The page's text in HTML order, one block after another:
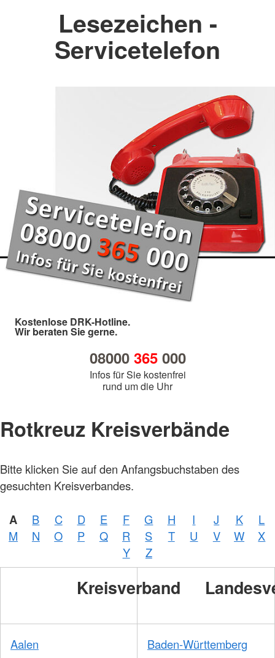
Lesezeichen -
Servicetelefon
Kostenlose DRK-Hotline.
Wir beraten Sie gerne.
08000 365000
Infos für Sie kostenfrei
rund um die Uhr
Rotkreuz Kreisverbände
Bitte klicken Sie auf den Anfangsbuchstaben des
gesuchten Kreisverbandes.
A B C D E F G H I J K
L
M
N O P Q R S T U V W
X
Y
Z
Kreisverband
Aalen Baden-Württemberg
Foto:
DRKS